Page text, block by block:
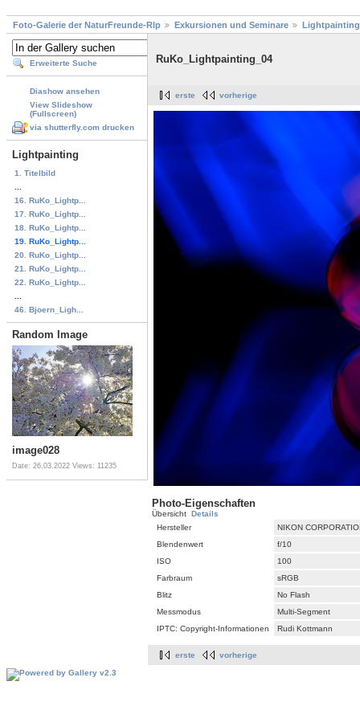
Foto-Galerie der NaturFreunde-Rlp Exkursionen und Seminare Lightpainting
Erweiterte Suche
Diashow ansehen
View Slideshow
(Fullscreen)
via shutterfly.com drucken
Lightpainting
1. Titelbild
16. RuKo_Lightp...
17. RuKo_Lightp...
18. RuKo_Lightp...
19. RuKo_Lightp...
20. RuKo_Lightp...
21. RuKo_Lightp...
22. RuKo_Lightp...
46. Bjoern_Ligh...
Random Image
image028
Date: 26.03.2022 Views: 11235
RuKo_Lightpainting_04
erste vorherige
Photo-Eigenschaften
Übersicht Details
Hersteller
NIKON
Blendenwert
f/10
ISO
100
Farbraum
sRGB
Blitz
No Flash
Messmodus
Multi-Segment
IPTC: Copyright-Informationen
Rudi Kottmann
erste vorherige